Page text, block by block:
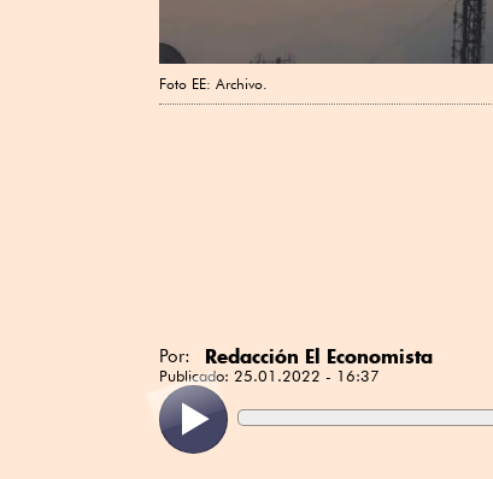
Foto EE: Archivo.
Por: Redacción El Economista
Publicado: 25.01.2022 - 16:37